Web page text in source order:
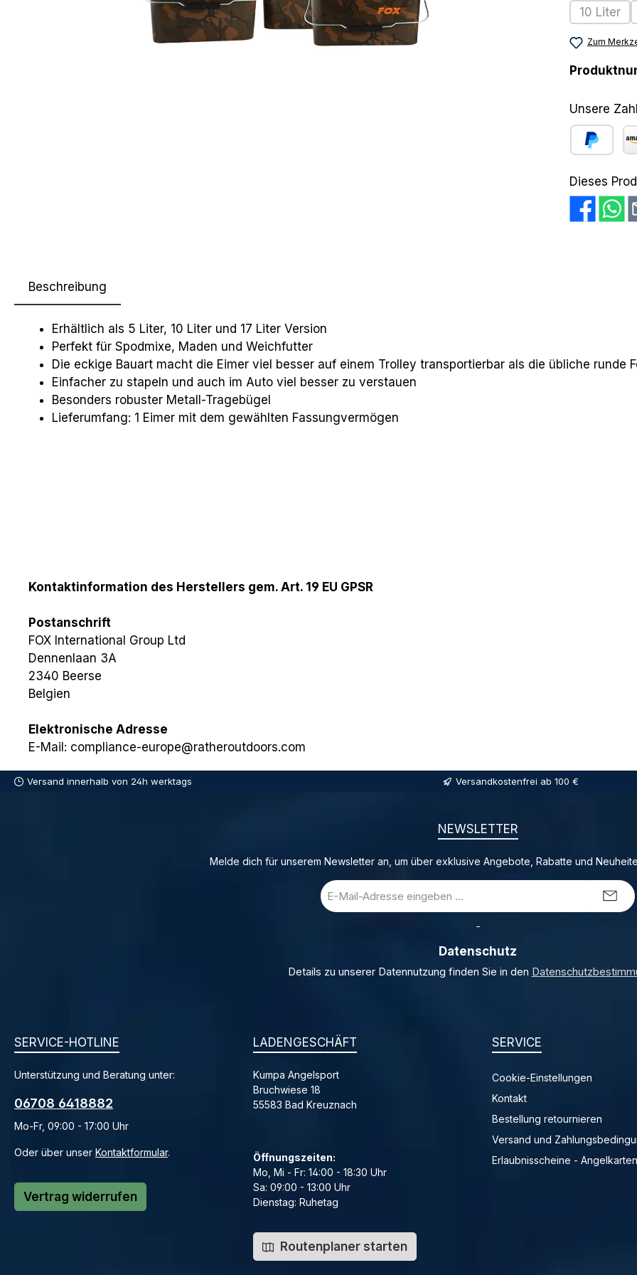
10 Liter
(Diese
Zum
Unsere
Dieses
Beschreibung
Erhältlich als 5 Liter, 10 Liter und 17 Liter Version
Perfekt für Spodmixe, Maden und Weichfutter
Die eckige Bauart macht die Eimer viel besser auf einem Trolley transportierbar als die übliche runde
Einfacher zu stapeln und auch im Auto viel besser zu verstauen
Besonders robuster Metall-Tragebügel
Lieferumfang: 1 Eimer mit dem gewählten Fassungvermögen
Kontaktinformation des Herstellers gem. Art. 19 EU GPSR
Postanschrift
FOX International Group Ltd
Dennenlaan 3A
2340 Beerse
Belgien
Elektronische Adresse
E-Mail: compliance-europe@ratheroutdoors.com
Versand innerhalb von 24h werktags Versandkostenfrei ab 100 €
NEWSLETTER
Melde dich für unserem Newsletter an, um über exklusive Angebote, Rabatte und
E-
Mail-
Datenschutz
Details zu unserer Datennutzung finden Sie in den
SERVICE-HOTLINE
Unterstützung und Beratung unter:
06708 6418882
Mo-Fr, 09:00 - 17:00 Uhr
Oder über unser Kontaktformular.
Vertrag widerrufen
LADENGESCHÄFT
Kumpa Angelsport
Bruchwiese 18
55583 Bad Kreuznach
Öffnungszeiten:
Mo, Mi - Fr: 14:00 - 18:30 Uhr
Sa: 09:00 - 13:00 Uhr
Dienstag: Ruhetag
Routenplaner starten
SERVICE
Cookie-Einstellungen
Kontakt
Bestellung retournieren
Versand und
Erlaubnisscheine - Angelkarten